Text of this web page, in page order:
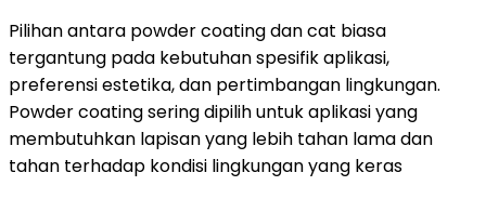
Pilihan antara powder coating dan cat biasa
tergantung pada kebutuhan spesifik aplikasi,
preferensi estetika, dan pertimbangan lingkungan.
Powder coating sering dipilih untuk aplikasi yang
membutuhkan lapisan yang lebih tahan lama dan
tahan terhadap kondisi lingkungan yang keras